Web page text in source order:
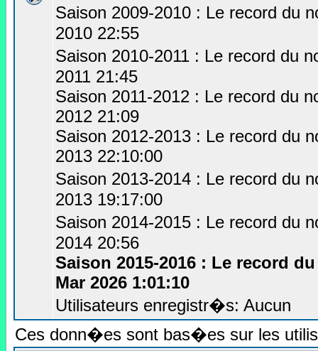
Saison 2009-2010 : Le record du
2010 22:55
Saison 2010-2011 : Le record du
2011 21:45
Saison 2011-2012 : Le record du
2012 21:09
Saison 2012-2013 : Le record du
2013 22:10:00
Saison 2013-2014 : Le record du
2013 19:17:00
Saison 2014-2015 : Le record du
2014 20:56
Saison 2015-2016 : Le record
Mar 2026 1:01:10
Utilisateurs enregistr�s: Aucun
Ces donn�es sont bas�es sur les